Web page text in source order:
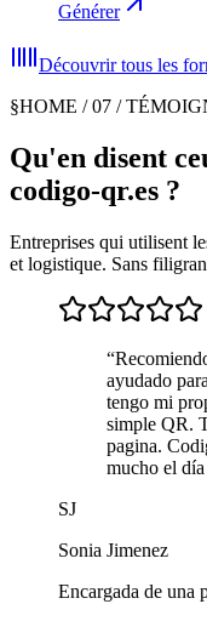
Générer
Découvrir tous les
§HOME / 07 /
Qu'en disent
codigo-qr.es ?
Entreprises qui utilisent
et logistique. Sans
“
ayudado
tengo mi
simple QR.
pagina.
mucho el día
SJ
Sonia Jimenez
Encargada de una